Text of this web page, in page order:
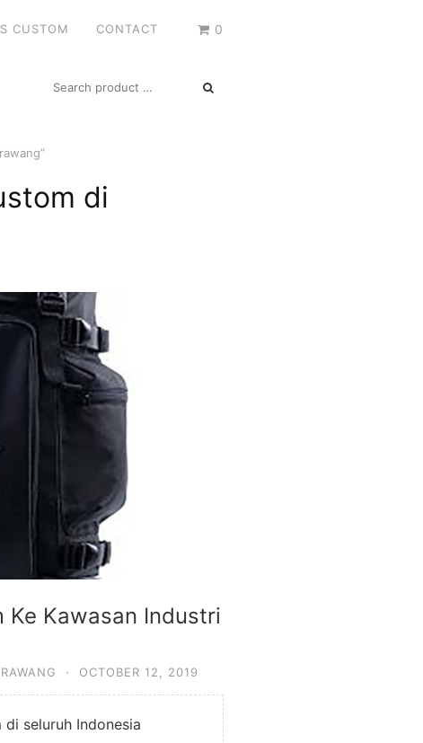
0
CUSTOM CONTACT
SEARCH
di
Ke Kawasan Industri
· OCTOBER 12, 2019
seluruh Indonesia